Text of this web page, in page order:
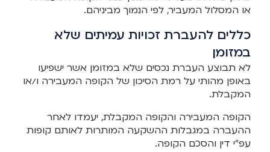
או המסלול המעביר, לפי הנמוך מביניהם.
כללים להעברת זכויות עמיתים שלא
במזומן
לא תבוצע העברת נכסים שלא במזומן אשר ישפיעו
באופן מהותי על רמת הסיכון של הקופה המעבירה ו/או
המקבלת.
הקופה המעבירה והקופה המקבלת, יעמדו לאחר
ההעברה במגבלות ההשקעה המותרות לאותם קופות
עפ"י דין והסכם הקופה.